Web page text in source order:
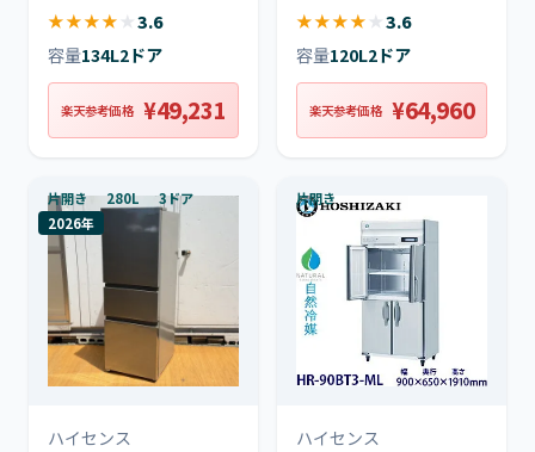
★★★★ ★ 3.6
容量134L2ドア
楽天参考価格 ¥49,231
★★★★ ★ 3.6
容量120L2ドア
楽天参考価格 ¥64,960
片開き 280L
3ドア
2026年
ハイセンス
片開き
ハイセンス